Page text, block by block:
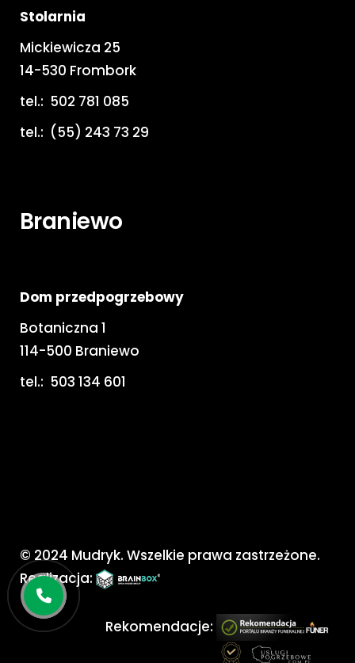
Stolarnia
Mickiewicza 25
14-530 Frombork
tel.: 502 781 085
tel.: (55) 243 73 29
Braniewo
Dom przedpogrzebowy
Botaniczna 1
114-500 Braniewo
tel.: 503 134 601
© 2024 Mudryk. Wszelkie prawa zastrzeżone.
Realizacja:
Rekomendacje: